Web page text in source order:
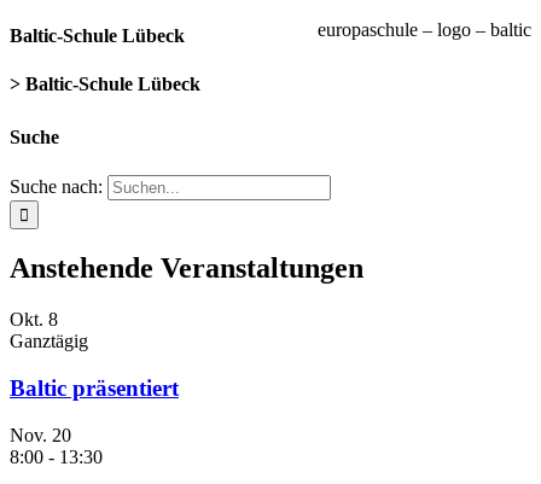
europaschule – logo – baltic
Suche
Suche nach:
Anstehende Veranstaltungen
Okt. 8
Ganztägig
Baltic präsentiert
Nov. 20
8:00 - 13:30
Baltic-Schule Lübeck
> Baltic-Schule Lübeck